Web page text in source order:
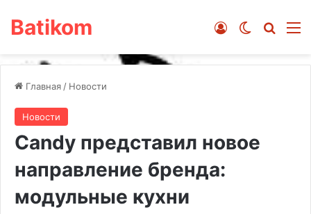
Batikom Switch skin
Войти
Главная / Новости
Новости
Сandy представил новое
направление бренда:
модульные кухни